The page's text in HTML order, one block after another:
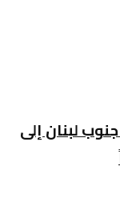
لبنان إلى